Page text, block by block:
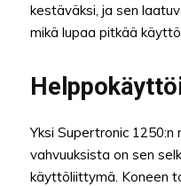
kestäväksi, ja sen
mikä lupaa pitkää
Yksi Supertronic
vahvuuksista on sen
käyttöliittymä. Koneen